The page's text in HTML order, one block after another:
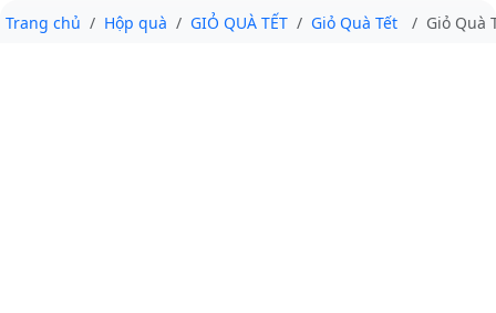
Trang chủ Hộp quà GIỎ QUÀ TẾT Giỏ Quà Tết Giỏ Quà